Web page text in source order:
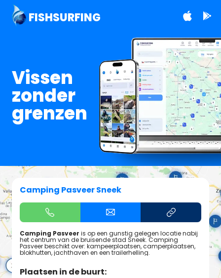
FISHSURFING
Vissen
zonder
grenzen
Camping Pasveer Sneek
Camping Pasveer is op een gunstig gelegen locatie nabij
het centrum van de bruisende stad Sneek. Camping
Pasveer beschikt over: kampeerplaatsen, camperplaatsen,
blokhutten, jachthaven en een trailerhelling.
Plaatsen in de buurt: